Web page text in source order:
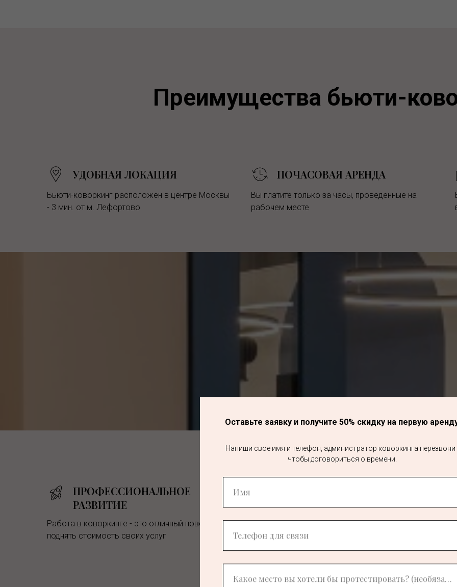
Преимущества бьюти-
УДОБНАЯ ЛОКАЦИЯ
Бьюти-коворкинг расположен в центре Москвы
- 3 мин. от м. Лефортово
ПОЧАСОВАЯ АРЕНДА
Вы платите только за часы, проведенные на
рабочем месте
ПРОФЕССИОНАЛЬНОЕ
РАЗВИТИЕ
Работа в коворкинге - это отличный повод
поднять стоимость своих услуг
использовать, когда захотите
Оставьте заявку и получите 50% скидку на первую
Напиши свое имя и телефон, администратор коворкинга
чтобы договориться о времени.
Имя
Телефон для связи
Какое место вы хотели бы протестировать? (необязательно для заполнения)